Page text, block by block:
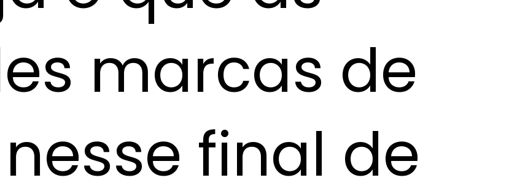
marcas de
final de